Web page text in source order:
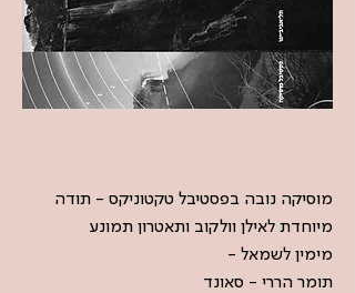
מוסיקה נובה בפסטיבל טקטוניקס - תודה
מיוחדת לאילן וולקוב ותאטרון תמונע
מימין לשמאל -
תומר הררי - סאונד